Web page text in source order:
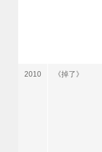
2010 《掉了》